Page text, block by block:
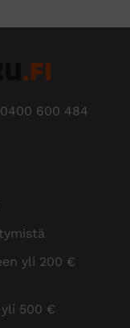
0400 600 484
yli 200 €
500 €